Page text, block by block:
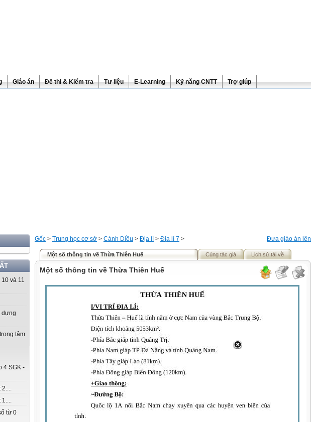
Giáo án Đề thi & Kiểm tra Tư liệu E-Learning Kỹ năng CNTT Trợ giúp
và 11
dựng
tâm
4 SGK -
2....
1....
từ 0
Đưa giáo án lên
Gốc > Trung học cơ sở > Cánh Diều > Địa lí > Địa lí 7 >
Một số thông tin về Thừa Thiên Huế Cùng tác giả Lịch sử tải về
Một số thông tin về Thừa Thiên Huế